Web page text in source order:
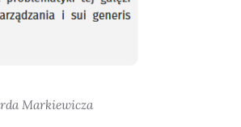
Markiewicza